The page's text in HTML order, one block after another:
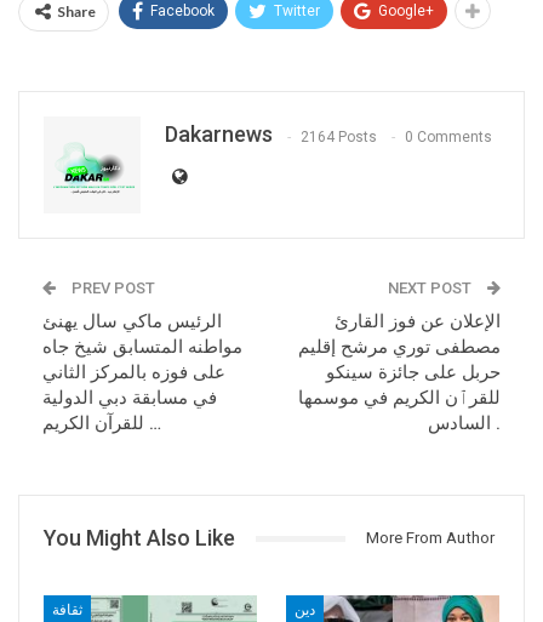
Share Facebook Twitter Google+
Dakarnews 2164 Posts 0 Comments
PREV POST
الرئيس ماكي سال يهنئ
مواطنه المتسابق شيخ جاه
على فوزه بالمركز الثاني
في مسابقة دبي الدولية
للقرآن الكريم …
NEXT POST
الإعلان عن فوز القارئ
مصطفى توري مرشح إقليم
حربل على جائزة سينكو
للقرٱن الكريم في موسمها
السادس .
You Might Also Like More From Author
ثقافة دين